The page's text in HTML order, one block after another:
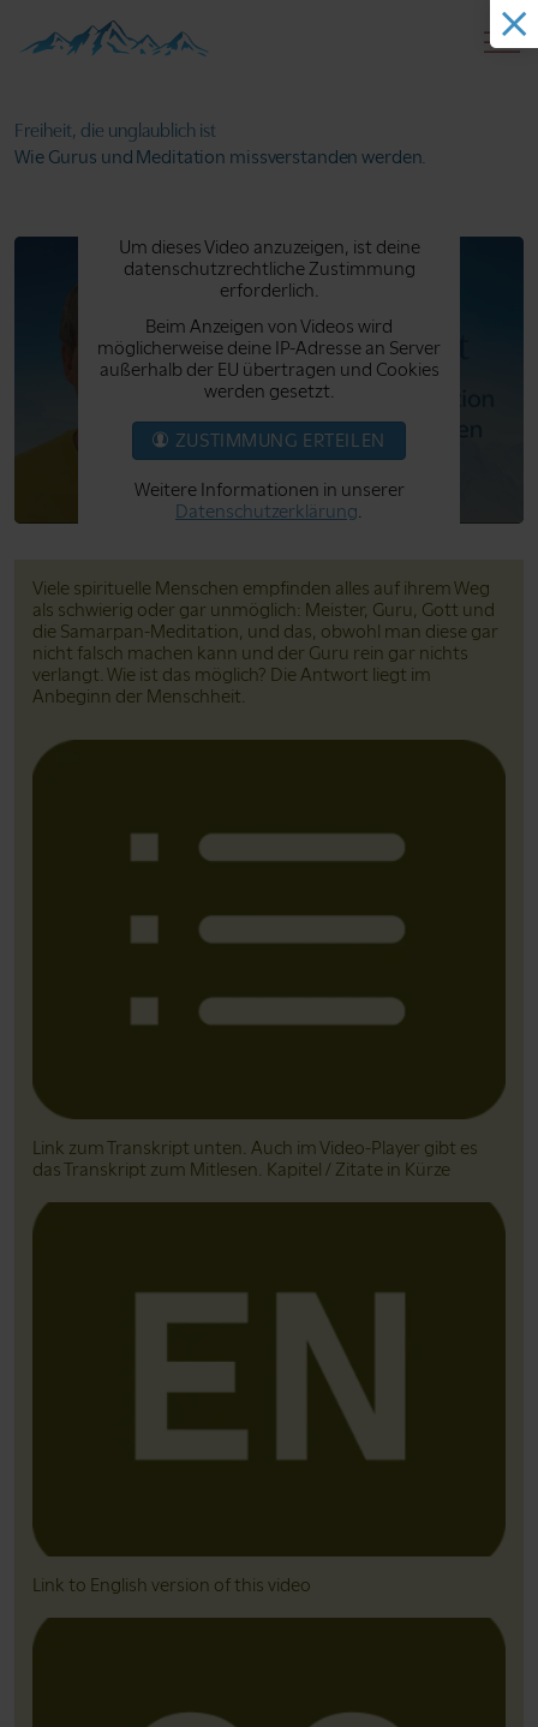
Freiheit, die unglaublich ist
Wie Gurus und Meditation missverstanden werden.
Um dieses Video anzuzeigen, ist deine
datenschutzrechtliche Zustimmung
erforderlich.
Beim Anzeigen von Videos wird
möglicherweise deine IP-Adresse an Server
außerhalb der EU übertragen und Cookies
werden gesetzt.
ZUSTIMMUNG ERTEILEN
Weitere Informationen in unserer
Datenschutzerklärung.
Viele spirituelle Menschen empfinden alles auf ihrem Weg
als schwierig oder gar unmöglich: Meister, Guru, Gott und
die Samarpan-Meditation, und das, obwohl man diese gar
nicht falsch machen kann und der Guru rein gar nichts
verlangt. Wie ist das möglich? Die Antwort liegt im
Anbeginn der Menschheit.
Link zum Transkript unten. Auch im Video-Player gibt es
das Transkript zum Mitlesen. Kapitel / Zitate in Kürze
Link to English version of this video